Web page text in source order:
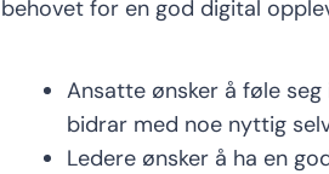
behovet for en god digital
Ansatte ønsker å føleseg
bidrar med noe nyttig
Ledere ønsker å ha en